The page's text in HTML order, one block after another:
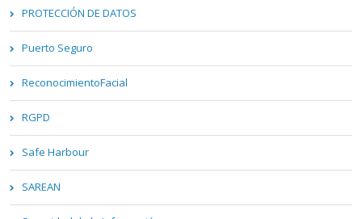
PROTECCIÓN DE DATOS
Puerto Seguro
ReconocimientoFacial
RGPD
Safe Harbour
SAREAN